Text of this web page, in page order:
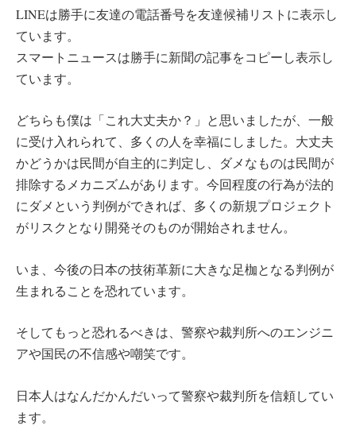
LINEは勝手に友達の電話番号を友達候補リストに表示し
ています。
スマートニュースは勝手に新聞の記事をコピーし表示し
ています。
どちらも僕は「これ大丈夫か？」と思いましたが、一般
に受け入れられて、多くの人を幸福にしました。大丈夫
かどうかは民間が自主的に判定し、ダメなものは民間が
排除するメカニズムがあります。今回程度の行為が法的
にダメという判例ができれば、多くの新規プロジェクト
がリスクとなり開発そのものが開始されません。
いま、今後の日本の技術革新に大きな足枷となる判例が
生まれることを恐れています。
そしてもっと恐れるべきは、警察や裁判所へのエンジニ
アや国民の不信感や嘲笑です。
日本人はなんだかんだいって警察や裁判所を信頼してい
ます。